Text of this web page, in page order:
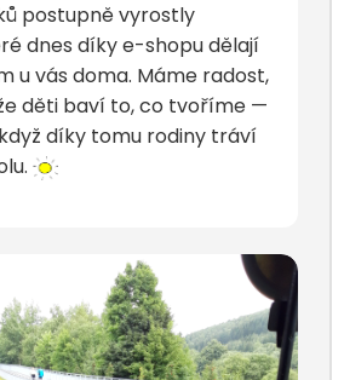
postupně vyrostly
dnes díky e-shopu dělají
u vás doma. Máme radost,
děti baví to, co tvoříme —
díky tomu rodiny tráví